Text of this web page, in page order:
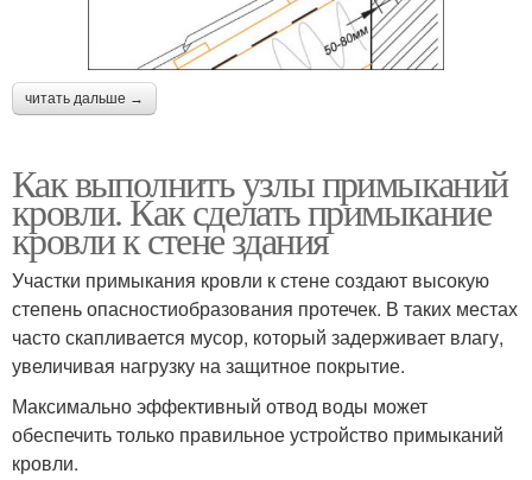
читать дальше →
Как выполнить узлы примыканий
кровли. Как сделать примыкание
кровли к стене здания
Участки примыкания кровли к стене создают высокую
степень опасностиобразования протечек. В таких местах
часто скапливается мусор, который задерживает влагу,
увеличивая нагрузку на защитное покрытие.
Максимально эффективный отвод воды может
обеспечить только правильное устройство примыканий
кровли.